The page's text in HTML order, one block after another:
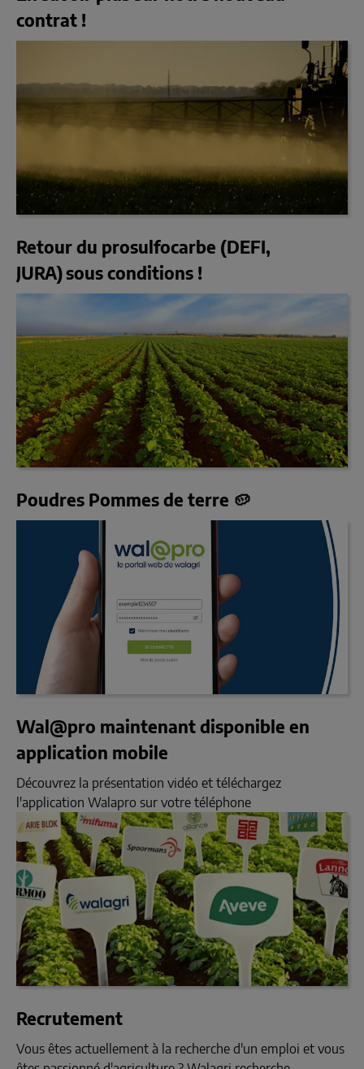
contrat !
Retour du prosulfocarbe (DEFI,
JURA) sous conditions !
Poudres Pommes de terre 🥔
Wal@pro maintenant disponible en
application mobile
Découvrez la présentation vidéo et téléchargez
l'application Walapro sur votre téléphone
Recrutement
Vous êtes actuellement à la recherche d'un emploi et vous